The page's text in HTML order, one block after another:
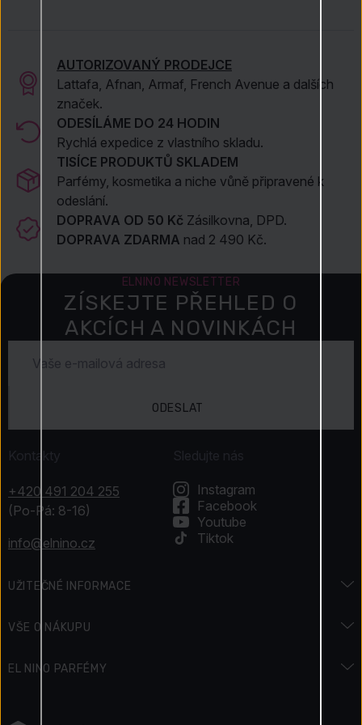
AUTORIZOVANÝ PRODEJCE
Lattafa, Afnan, Armaf, French Avenue a dalších
značek.
ODESÍLÁME DO 24 HODIN
Rychlá expedice z vlastního skladu.
TISÍCE PRODUKTŮ SKLADEM
Parfémy, kosmetika a niche vůně připravené k
odeslání.
DOPRAVA OD 50 Kč Zásilkovna, DPD.
DOPRAVA ZDARMA nad 2 490 Kč.
ELNINO NEWSLETTER
ZÍSKEJTE PŘEHLED O
AKCÍCH A NOVINKÁCH
ODESLAT
Kontakty
+420 491 204 255
(Po-Pá: 8-16)
info@elnino.cz
UŽITEČNÉ INFORMACE
Svátky & Akce
VŠE O NÁKUPU
Vrácení zboží
EL NINO PARFÉMY
Sledujte nás
Instagram
Facebook
Youtube
Tiktok